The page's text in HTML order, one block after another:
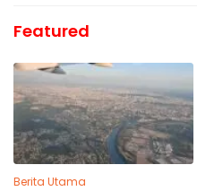
Featured
Berita Utama